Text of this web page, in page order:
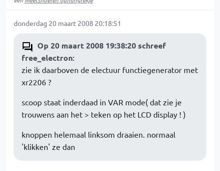
donderdag 20 maart 2008 20:18:51
Op 20 maart 2008 19:38:20 schreef
free_electron:
zie ik daarboven de electuur functiegenerator met
xr2206 ?
scoop staat inderdaad in VAR mode( dat zie je
trouwens aan het > teken op het LCD display ! )
knoppen helemaal linksom draaien. normaal
'klikken' ze dan